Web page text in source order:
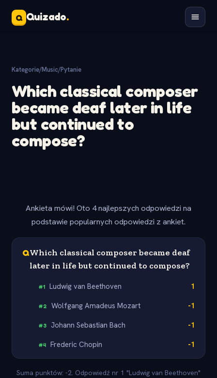
Q Quizado.
Kategorie/Music/Pytanie
Which classical composer
became deaf later in life
but continued to
compose?
Ankieta mówi! Oto 4 najlepszych odpowiedzi na
podstawie popularnych odpowiedzi z ankiet.
QWhich classical composer became deaf
later in life but continued to compose?
#1 Ludwig van Beethoven 1
#2 Wolfgang Amadeus Mozart -1
#3 Johann Sebastian Bach -1
#4 Frederic Chopin -1
Suma punktów: -2. Odpowiedź nr 1 "Ludwig van Beethoven"